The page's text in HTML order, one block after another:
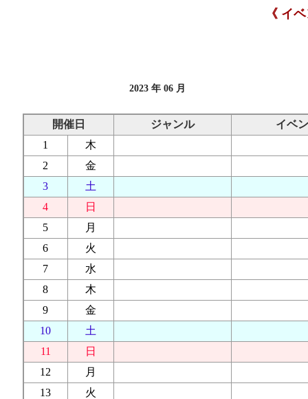
《 イ
2023 年 06 月
開催日 ジャンル
イベ
1
木
2
金
3
土
4
日
5
月
6
火
7
水
8
木
9
金
10
土
11
日
12
月
13
火